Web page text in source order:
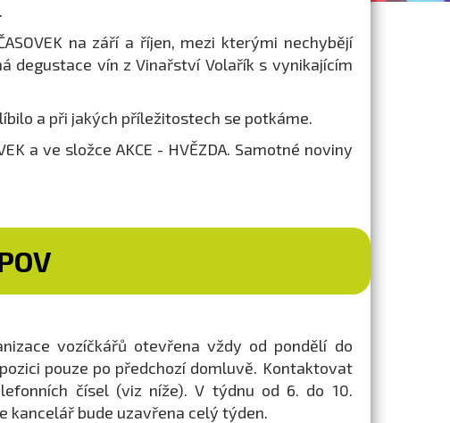
na září a říjen, mezi kterými nechybějí
degustace vín z Vinařství Volařík s vynikajícím
a při jakých příležitostech se potkáme.
a ve složce AKCE - HVĚZDA. Samotné noviny
vozíčkářů otevřena vždy od pondělí do
pouze po předchozí domluvě. Kontaktovat
čísel (viz níže). V týdnu od 6. do 10.
kancelář bude uzavřena celý týden.